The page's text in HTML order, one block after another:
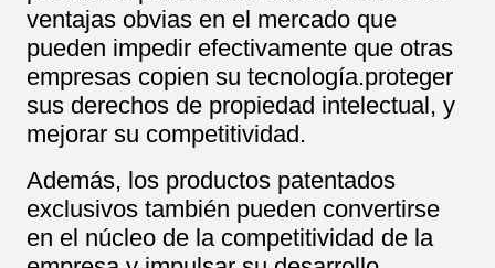
ventajas obvias en el mercado que
pueden impedir efectivamente que otras
empresas copien su tecnología.proteger
sus derechos de propiedad intelectual, y
mejorar su competitividad.
Además, los productos patentados
exclusivos también pueden convertirse
en el núcleo de la competitividad de la